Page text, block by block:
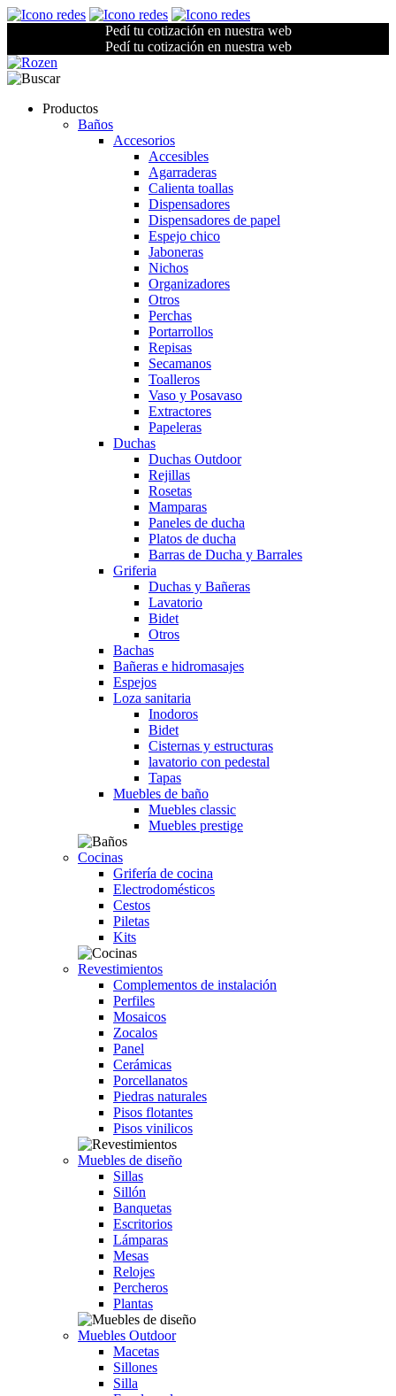
Pedí tu cotización en nuestra web
Pedí tu cotización en nuestra web
Productos
Baños
Accesorios
Accesibles
Agarraderas
Calienta toallas
Dispensadores
Dispensadores de papel
Espejo chico
Jaboneras
Nichos
Organizadores
Otros
Perchas
Portarrollos
Repisas
Secamanos
Toalleros
Vaso y Posavaso
Extractores
Papeleras
Duchas
Duchas Outdoor
Rejillas
Rosetas
Mamparas
Paneles de ducha
Platos de ducha
Barras de Ducha y Barrales
Griferia
Duchas y Bañeras
Lavatorio
Bidet
Otros
Bachas
Bañeras e hidromasajes
Espejos
Loza sanitaria
Inodoros
Bidet
Cisternas y estructuras
lavatorio con pedestal
Tapas
Muebles de baño
Muebles classic
Muebles prestige
Cocinas
Grifería de cocina
Electrodomésticos
Cestos
Piletas
Kits
Revestimientos
Complementos de instalación
Perfiles
Mosaicos
Zocalos
Panel
Cerámicas
Porcellanatos
Piedras naturales
Pisos flotantes
Pisos vinilicos
Muebles de diseño
Sillas
Sillón
Banquetas
Escritorios
Lámparas
Mesas
Relojes
Percheros
Plantas
Muebles Outdoor
Macetas
Sillones
Silla